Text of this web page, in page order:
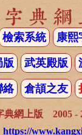
字典網
檢索系統 康熙
版 武英殿版
絡 倉頡之友
典網上版 2005 -
https://